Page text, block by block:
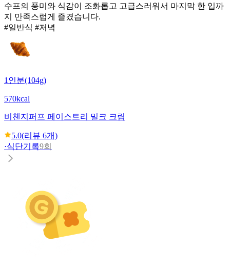
수프의 풍미와 식감이 조화롭고 고급스러워서 마지막 한 입까
지 만족스럽게 즐겼습니다.
#일반식 #저녁
1인분(104g)
570kcal
비첸지 퍼프 페이스트리 밀크 크림
5.0(리뷰 6개)
·식단기록9회